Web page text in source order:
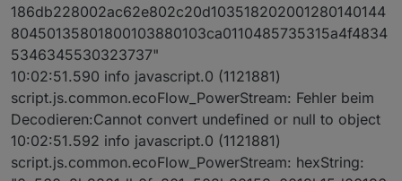
186db228002ac62e802c20d103518202001280140144
80450135801800103880103ca0110485735315a4f4834
5346345530323737"
10:02:51.590 info javascript.0 (1121881)
script.js.common.ecoFlow_PowerStream: Fehler beim
Decodieren:Cannot convert undefined or null to object
10:02:51.592 info javascript.0 (1121881)
script.js.common.ecoFlow_PowerStream: hexString: